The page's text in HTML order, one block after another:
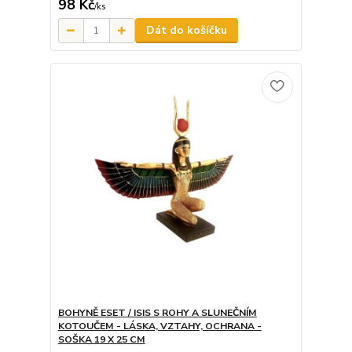
98 Kč/ks
Dát do košíčku
BOHYNĚ ESET / ISIS S ROHY A SLUNEČNÍM
KOTOUČEM - LÁSKA, VZTAHY, OCHRANA -
SOŠKA 19 X 25 CM